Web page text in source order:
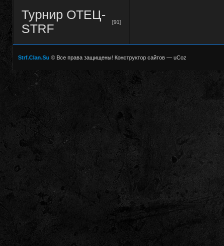
Турнир ОТЕЦ-
STRF
[91]
Strf.Clan.Su © Все права защищены! Конструктор сайтов— uCoz